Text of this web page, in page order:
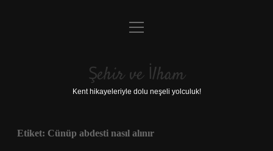
Anasayfa
Yasal Uyarı
menüyü
Şehir ve İlham
Kent hikayeleriyle dolu neşeli yolculuk!
Etiket: Cünüp abdesti nasıl alınır